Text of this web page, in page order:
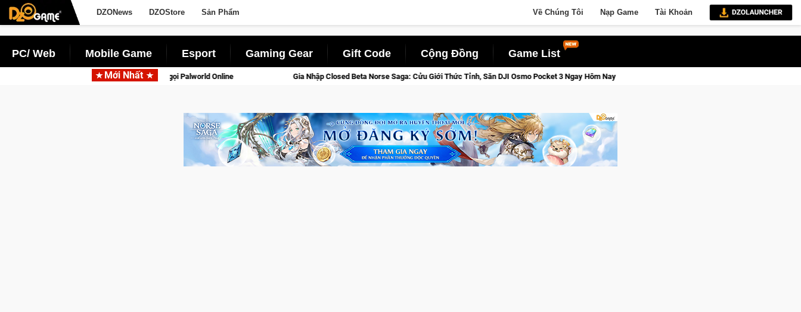
DZONews DZOStore Sản Phẩm Về Chúng Tôi Nạp Game Tài Khoản
PC/ Web Mobile Game Esport Gaming Gear Gift Code Cộng Đồng Game List
Mới Nhất
với tên gọi Palworld Online Gia Nhập Closed Beta Norse Saga: Cửu Giới Thức Tỉnh, Săn DJI Osmo Pocket 3 Ngay Hôm Nay Lineage W – Quyền lực và tài phú sẽ về tay kẻ đoạt được Vương Quyền